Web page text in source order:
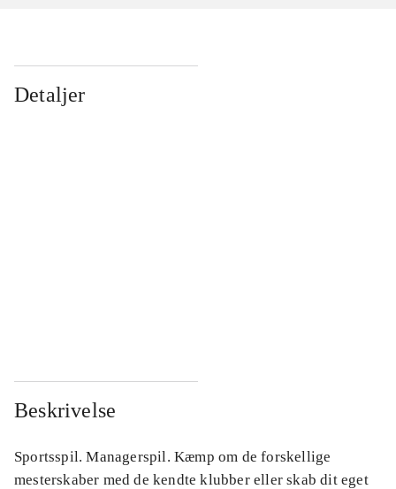
Detaljer
Beskrivelse
Sportsspil. Managerspil. Kæmp om de forskellige
mesterskaber med de kendte klubber eller skab dit eget